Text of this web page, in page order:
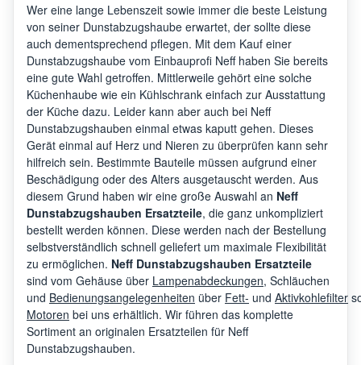
Neff
Neff
Neff
Neff
Neff
Neff
Neff
Wer eine lange Lebenszeit sowie immer die beste Leistung
von seiner Dunstabzugshaube erwartet, der sollte diese
auch dementsprechend pflegen. Mit dem Kauf einer
Dunstabzugshaube vom Einbauprofi Neff haben Sie bereits
eine gute Wahl getroffen. Mittlerweile gehört eine solche
Küchenhaube wie ein Kühlschrank einfach zur Ausstattung
der Küche dazu. Leider kann aber auch bei Neff
Dunstabzugshauben einmal etwas kaputt gehen. Dieses
Gerät einmal auf Herz und Nieren zu überprüfen kann sehr
hilfreich sein. Bestimmte Bauteile müssen aufgrund einer
Beschädigung oder des Alters ausgetauscht werden. Aus
diesem Grund haben wir eine große Auswahl an Neff
Dunstabzugshauben Ersatzteile, die ganz unkompliziert
bestellt werden können. Diese werden nach der Bestellung
selbstverständlich schnell geliefert um maximale Flexibilität
zu ermöglichen. Neff Dunstabzugshauben Ersatzteile
sind vom Gehäuse über Lampenabdeckungen, Schläuchen
und Bedienungsangelegenheiten über Fett- und Aktivkohlefilter
Motoren bei uns erhältlich. Wir führen das komplette
Sortiment an originalen Ersatzteilen für Neff
Dunstabzugshauben.